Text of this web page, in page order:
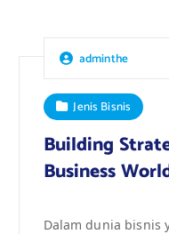
adminthe
Jenis Bisnis
Building
Business
Dalam dunia